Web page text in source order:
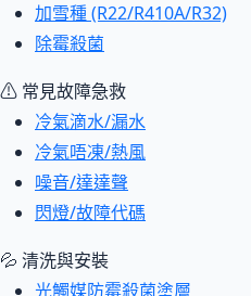
加雪種 (R22/R410A/R32)
除霉殺菌
⚠ 常見故障急救
冷氣滴水/漏水
冷氣唔凍/熱風
噪音/達達聲
閃燈/故障代碼
💦 清洗與安裝
光觸媒防霉殺菌塗層